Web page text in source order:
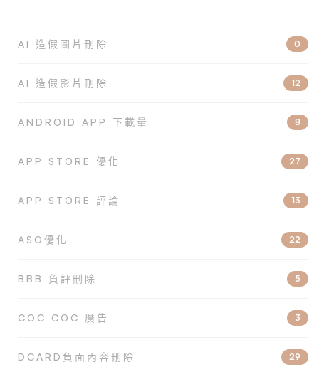
AI 造假圖片刪除 0
AI 造假影片刪除 12
ANDROID APP 下載量 8
APP STORE 優化 27
APP STORE 評論 13
ASO優化 22
BBB 負評刪除 5
COC COC 廣告 3
DCARD負面內容刪除 29